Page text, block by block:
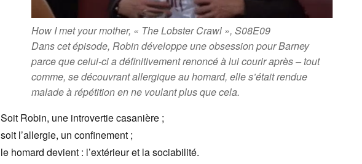
How I met your mother, « The Lobster Crawl », S08E09
Dans cet épisode, Robin développe une obsession pour Barney
parce que celui-ci a définitivement renoncé à lui courir après – tout
comme, se découvrant allergique au homard, elle s’était rendue
malade à répétition en ne voulant plus que cela.
Soit Robin, une introvertie casanière ;
soit l’allergie, un confinement ;
le homard devient : l’extérieur et la sociabilité.